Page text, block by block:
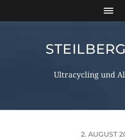
Ultracycling und
2. AUGUST